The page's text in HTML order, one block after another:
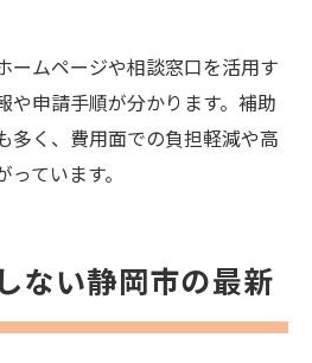
ームページや相談窓口を活用す
や申請手順が分かります。補助
多く、費用面での負担軽減や高
ています。
ない静岡市の最新